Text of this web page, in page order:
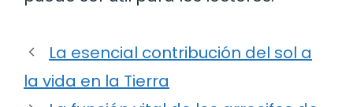
La esencial contribución del sol a
la vida en la Tierra